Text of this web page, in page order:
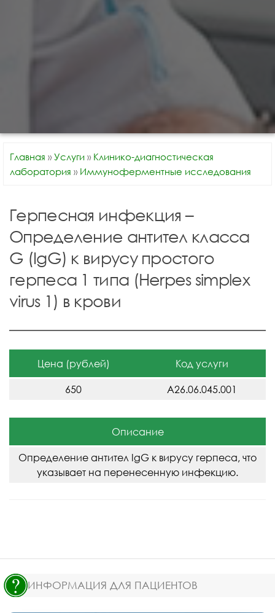
Главная » Услуги » Клинико-диагностическая
лаборатория » Иммуноферментные исследования
Герпесная инфекция –
Определение антител класса
G (IgG) к вирусу простого
герпеса 1 типа (Herpes simplex
virus 1) в крови
Цена (рублей) Код услуги
650 A26.06.045.001
Описание
Определение антител IgG к вирусу герпеса, что
указывает на перенесенную инфекцию.
ИНФОРМАЦИЯ ДЛЯ ПАЦИЕНТОВ